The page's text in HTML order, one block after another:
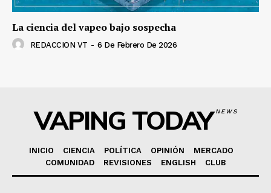
La ciencia del vapeo bajo sospecha
REDACCION VT - 6 De Febrero De 2026
VAPING TODAYNEWS
INICIO CIENCIA POLÍTICA OPINIÓN
MERCADO
COMUNIDAD
REVISIONES ENGLISH CLUB